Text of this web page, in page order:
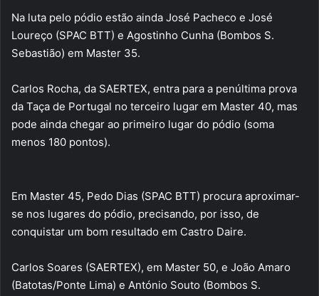
Na luta pelo pódio estão ainda José Pacheco e José
Loureço (SPAC BTT) e Agostinho Cunha (Bombos S.
Sebastião) em Master 35.
Carlos Rocha, da SAERTEX, entra para a penúltima prova
da Taça de Portugal no terceiro lugar em Master 40, mas
pode ainda chegar ao primeiro lugar do pódio (soma
menos 180 pontos).
Em Master 45, Pedo Dias (SPAC BTT) procura aproximar-
se nos lugares do pódio, precisando, por isso, de
conquistar um bom resultado em Castro Daire.
Carlos Soares (SAERTEX), em Master 50, e João Amaro
(Batotas/Ponte Lima) e António Souto (Bombos S.